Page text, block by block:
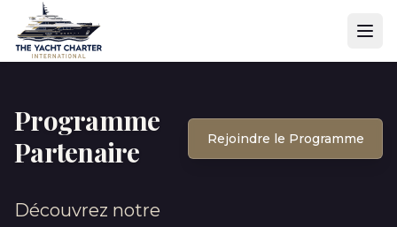
Programme
Partenaire
Découvrez notre
Rejoindre le Programme